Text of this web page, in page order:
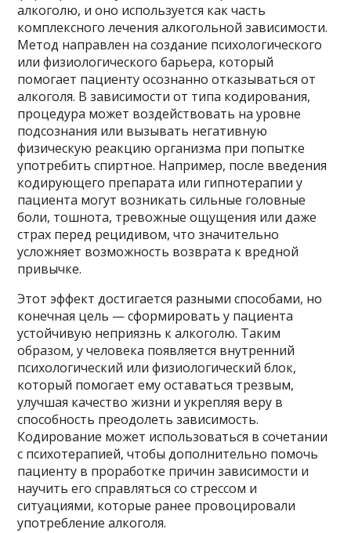
алкоголю, и оно используется как часть
комплексного лечения алкогольной зависимости.
Метод направлен на создание психологического
или физиологического барьера, который
помогает пациенту осознанно отказываться от
алкоголя. В зависимости от типа кодирования,
процедура может воздействовать на уровне
подсознания или вызывать негативную
физическую реакцию организма при попытке
употребить спиртное. Например, после введения
кодирующего препарата или гипнотерапии у
пациента могут возникать сильные головные
боли, тошнота, тревожные ощущения или даже
страх перед рецидивом, что значительно
усложняет возможность возврата к вредной
привычке.
Этот эффект достигается разными способами, но
конечная цель — сформировать у пациента
устойчивую неприязнь к алкоголю. Таким
образом, у человека появляется внутренний
психологический или физиологический блок,
который помогает ему оставаться трезвым,
улучшая качество жизни и укрепляя веру в
способность преодолеть зависимость.
Кодирование может использоваться в сочетании
с психотерапией, чтобы дополнительно помочь
пациенту в проработке причин зависимости и
научить его справляться со стрессом и
ситуациями, которые ранее провоцировали
употребление алкоголя.